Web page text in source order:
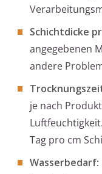
Schichtdicke
angegebenen
andere
je nach
Tag pro cm
Wasserbedarf: